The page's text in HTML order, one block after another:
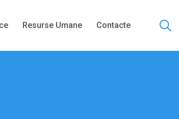
Resurse Umane Contacte